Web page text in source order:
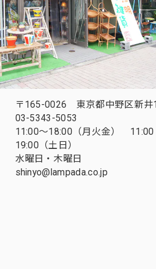
〒165-0026 東京都中野区新井
03-5343-5053
11:00～18:00（月火金） 11:00
19:00（土日）
水曜日・木曜日
shinyo@lampada.co.jp